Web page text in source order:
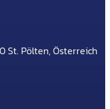
St. Pölten, Österreich